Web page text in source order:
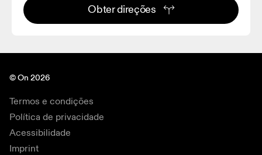
Obter direções
© On 2026
Termos e condições
Política de privacidade
Acessibilidade
Imprint